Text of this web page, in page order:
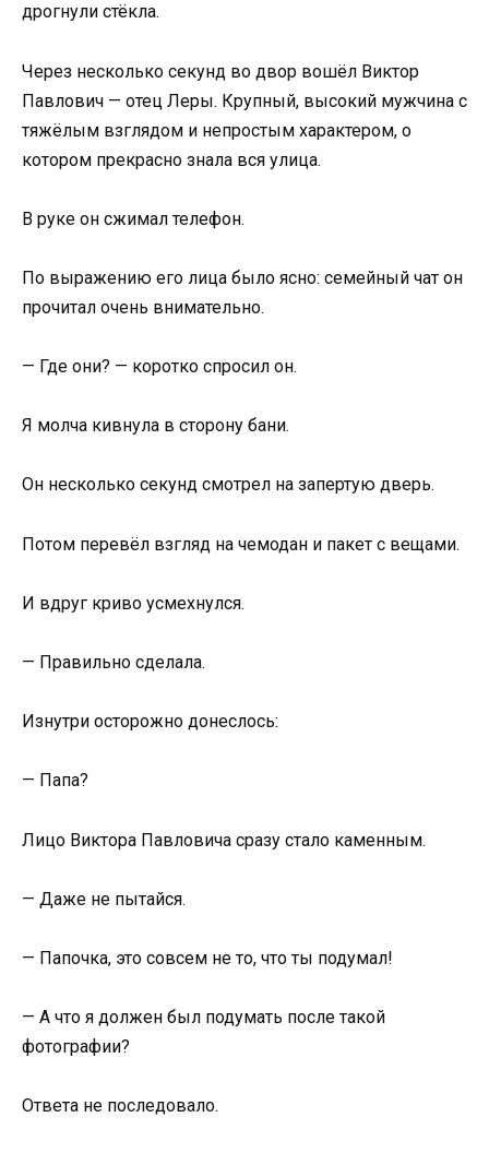
дрогнули стёкла.
Через несколько секунд во двор вошёл Виктор
Павлович — отец Леры. Крупный, высокий мужчина с
тяжёлым взглядом и непростым характером, о
котором прекрасно знала вся улица.
В руке он сжимал телефон.
По выражению его лица было ясно: семейный чат он
прочитал очень внимательно.
— Где они? — коротко спросил он.
Я молча кивнула в сторону бани.
Он несколько секунд смотрел на запертую дверь.
Потом перевёл взгляд на чемодан и пакет с вещами.
И вдруг криво усмехнулся.
— Правильно сделала.
Изнутри осторожно донеслось:
— Папа?
Лицо Виктора Павловича сразу стало каменным.
— Даже не пытайся.
— Папочка, это совсем не то, что ты подумал!
— А что я должен был подумать после такой
фотографии?
Ответа не последовало.